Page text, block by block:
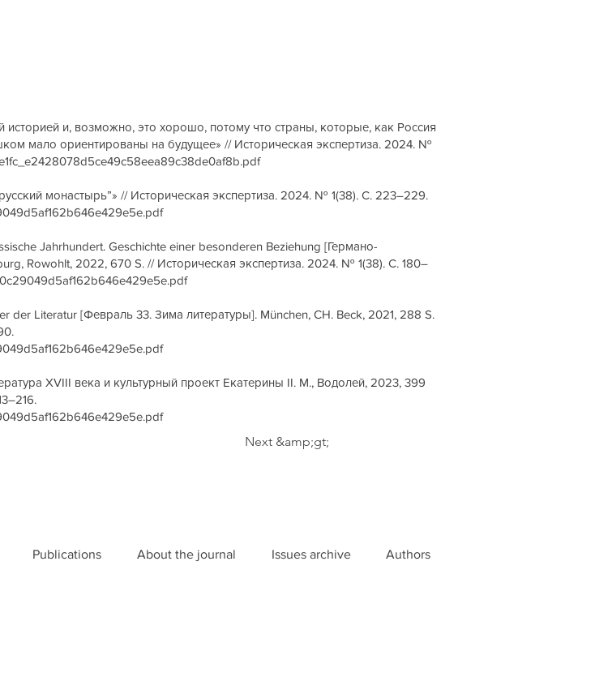
и, возможно, это хорошо, потому что страны, которые, как Россия
мало ориентированы на будущее» // Историческая экспертиза. 2024. №
монастырь”» // Историческая экспертиза. 2024. № 1(38). С. 223–229.
Jahrhundert. Geschichte einer besonderen Beziehung [Германо-
Rowohlt, 2022, 670 S. // Историческая экспертиза. 2024. № 1(38). С. 180–
der Literatur [Февраль 33. Зима литературы]. München, CH. Beck, 2021, 288 S.
XVIII века и культурный проект Екатерины II. М., Водолей, 2023, 399
Next &amp;gt;
Publications About the journal Issues archive
Authors